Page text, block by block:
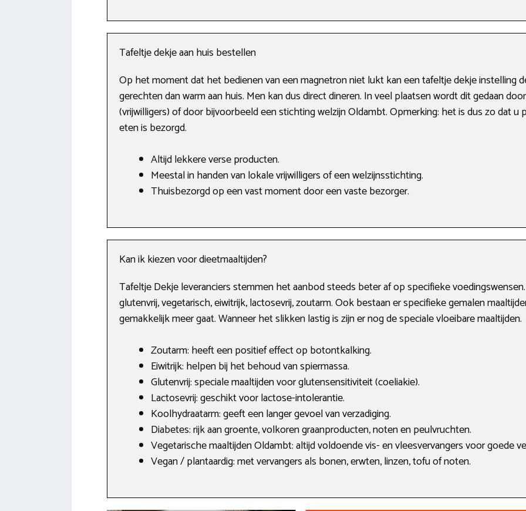
Tafeltje dekje aan huis bestellen
Op het moment dat het bedienen van een magnetron niet lukt kan een tafeltje dekje instelling
gerechten dan warm aan huis. Men kan dus direct dineren. In veel plaatsen wordt dit gedaan
(vrijwilligers) of door bijvoorbeeld een stichting welzijn Oldambt. Opmerking: het is dus zo dat u
eten is bezorgd.
Altijd lekkere verse producten.
Meestal in handen van lokale vrijwilligers of een welzijnsstichting.
Thuisbezorgd op een vast moment door een vaste bezorger.
Kan ik kiezen voor dieetmaaltijden?
Tafeltje Dekje leveranciers stemmen het aanbod steeds beter af op specifieke
glutenvrij, vegetarisch, eiwitrijk, lactosevrij, zoutarm. Ook bestaan er specifieke gemalen
gemakkelijk meer gaat. Wanneer het slikken lastig is zijn er nog de speciale vloeibare maaltijden.
Zoutarm: heeft een positief effect op botontkalking.
Eiwitrijk: helpen bij het behoud van spiermassa.
Glutenvrij: speciale maaltijden voor glutensensitiviteit (coeliakie).
Lactosevrij: geschikt voor lactose-intolerantie.
Koolhydraatarm: geeft een langer gevoel van verzadiging.
Diabetes: rijk aan groente, volkoren graanproducten, noten en peulvruchten.
Vegetarische maaltijden Oldambt: altijd voldoende vis- en vleesvervangers voor goede
Vegan / plantaardig: met vervangers als bonen, erwten, linzen, tofu of noten.